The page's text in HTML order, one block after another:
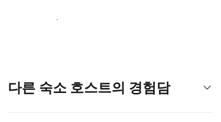
새로운 고객층 공략하기
다른 숙소 호스트의 경험담